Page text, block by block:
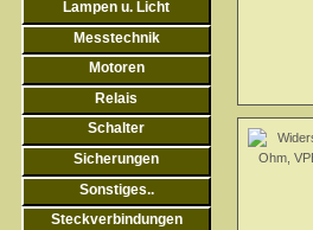
Lampen u. Licht
Messtechnik
Motoren
Relais
Schalter
Sicherungen
Sonstiges..
Steckverbindungen